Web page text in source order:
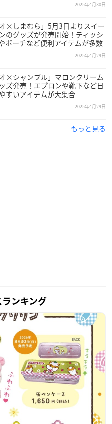
2025年4月30日
オ×しまむら」5月3日よりスイー
のグッズが発売開始！ティッシ
ポーチなど便利アイテムが多数
2025年4月29日
オ×シャンブル」マロンクリーム
ズ発売！エプロンや靴下など日
すいアイテムが大集合
2025年4月29日
もっと見る
ンキング